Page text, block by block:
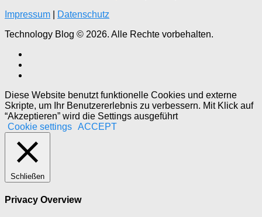
Impressum
Datenschutz
Technology Blog © 2026. Alle Rechte vorbehalten.
Diese Website benutzt funktionelle Cookies und externe
Skripte, um Ihr Benutzererlebnis zu verbessern. Mit Klick auf
“Akzeptieren” wird die Settings ausgeführt
Cookie settings ACCEPT
Schließen
Privacy Overview